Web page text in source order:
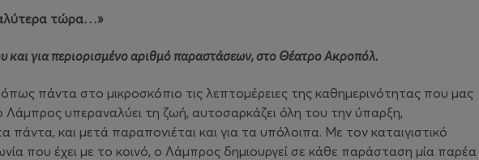
τώρα…»
και για περιορισμένο αριθμό παραστάσεων, στο Θέατρο Ακροπόλ.
πάντα στο μικροσκόπιο τις λεπτομέρειες της καθημερινότητας που μας
Λάμπρος υπεραναλύει τη ζωή, αυτοσαρκάζει όλη του την ύπαρξη,
πάντα, και μετά παραπονιέται και για τα υπόλοιπα. Με τον καταιγιστικό
που έχει με το κοινό, ο Λάμπρος δημιουργεί σε κάθε παράσταση μία παρέα